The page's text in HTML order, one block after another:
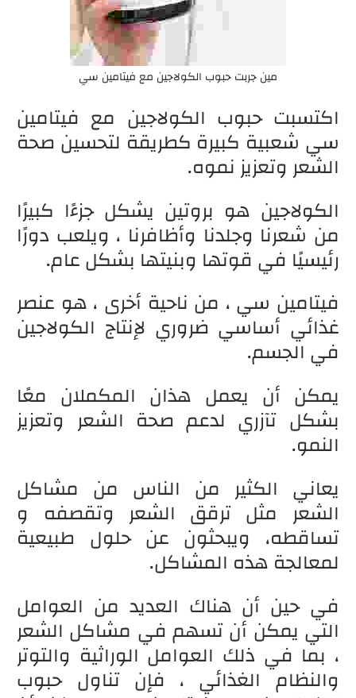
مين جربت حبوب الكولاجين مع فيتامين سي
اكتسبت حبوب الكولاجين مع فيتامين
سي شعبية كبيرة كطريقة لتحسين صحة
الشعر وتعزيز نموه.
الكولاجين هو بروتين يشكل جزءًا كبيرًا
من شعرنا وجلدنا وأظافرنا ، ويلعب دورًا
رئيسيًا في قوتها وبنيتها بشكل عام.
فيتامين سي ، من ناحية أخرى ، هو عنصر
غذائي أساسي ضروري لإنتاج الكولاجين
في الجسم.
يمكن أن يعمل هذان المكملان معًا
بشكل تآزري لدعم صحة الشعر وتعزيز
النمو.
يعاني الكثير من الناس من مشاكل
الشعر مثل ترقق الشعر وتقصفه و
تساقطه، ويبحثون عن حلول طبيعية
لمعالجة هذه المشاكل.
في حين أن هناك العديد من العوامل
التي يمكن أن تسهم في مشاكل الشعر
، بما في ذلك العوامل الوراثية والتوتر
والنظام الغذائي ، فإن تناول حبوب